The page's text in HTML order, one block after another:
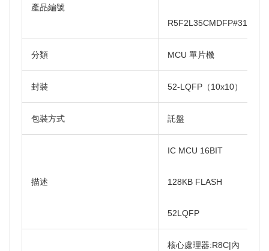
產品編號
R5F2L35CMDFP#31
分類 MCU 單片機
封裝 52-LQFP（10x10）
包裝方式 託盤
描述
IC MCU 16BIT
128KB FLASH
52LQFP
核心處理器:R8C|內